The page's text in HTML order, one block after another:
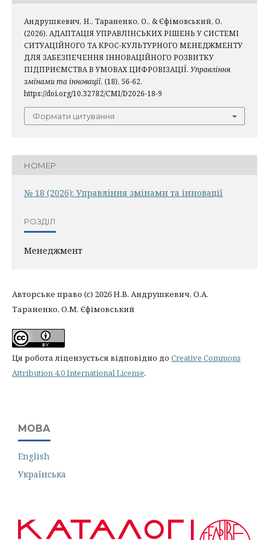
Андрушкевич, Н., Тараненко, О., & Єфімовський, О.
(2026). АДАПТАЦІЯ УПРАВЛІНСЬКИХ РІШЕНЬ У СИСТЕМІ
СИТУАЦІЙНОГО ТА КРОС-КУЛЬТУРНОГО МЕНЕДЖМЕНТУ
ДЛЯ ЗАБЕЗПЕЧЕННЯ ІННОВАЦІЙНОГО РОЗВИТКУ
ПІДПРИЄМСТВА В УМОВАХ ЦИФРОВІЗАЦІЇ. Управління
змінами та інновації, (18), 56-62.
https://doi.org/10.32782/CMI/D2026-18-9
Формати цитування
НОМЕР
№ 18 (2026): Управління змінами та інновації
РОЗДІЛ
Менеджмент
Авторське право (c) 2026 Н.В. Андрушкевич, О.А.
Тараненко, О.М. Єфімовський
Ця робота ліцензується відповідно до Creative Commons
Attribution 4.0 International License.
МОВА
English
Українська